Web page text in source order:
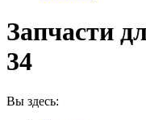
Запчасти
34
Вы здесь: